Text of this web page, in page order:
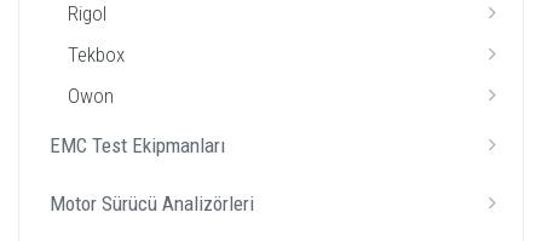
Rigol
Tekbox
Owon
EMC Test Ekipmanları
Motor Sürücü Analizörleri